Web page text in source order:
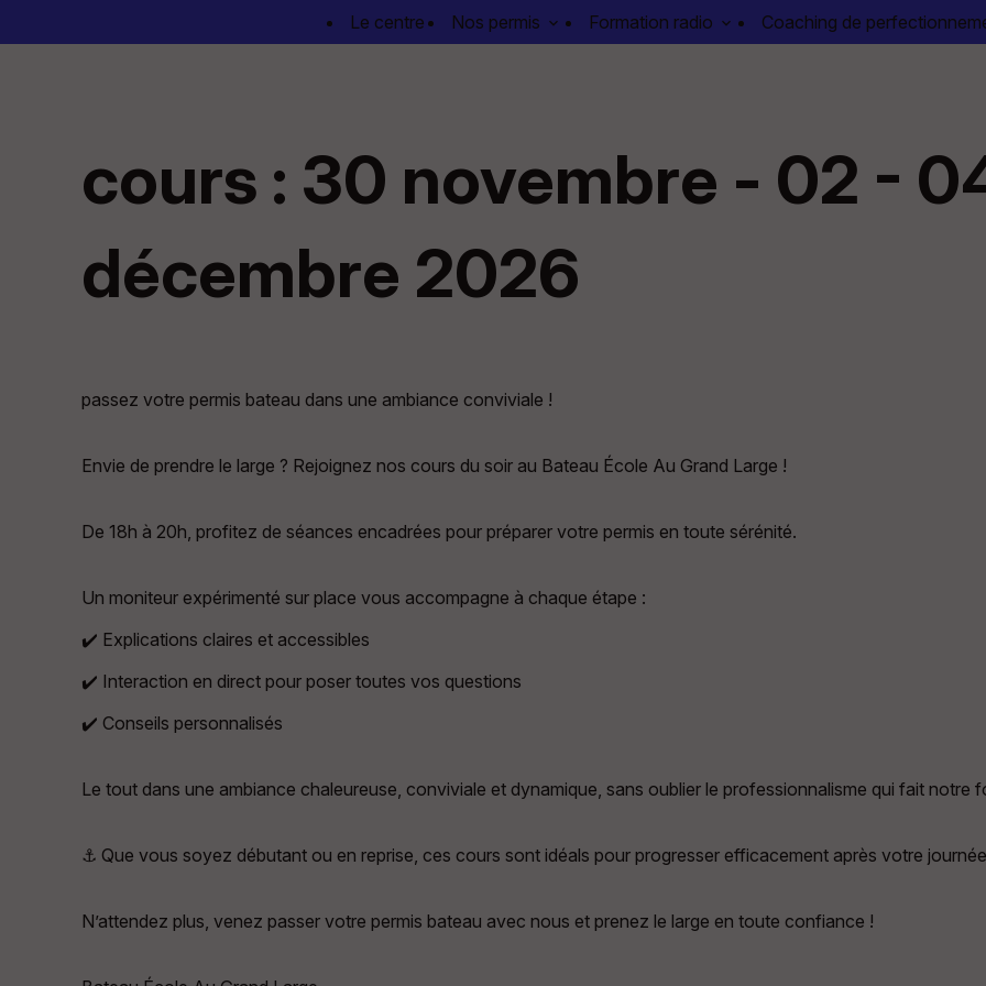
Le centre Nos permis Formation radio Coaching de
cours : 30 novembre - 02 -
décembre 2026
passez votre permis bateau dans une ambiance conviviale !
Envie de prendre le large ? Rejoignez nos cours du soir au Bateau École Au Grand Large !
De 18h à 20h, profitez de séances encadrées pour préparer votre permis en toute sérénité.
Un moniteur expérimenté sur place vous accompagne à chaque étape :
✔️ Explications claires et accessibles
✔️ Interaction en direct pour poser toutes vos questions
✔️ Conseils personnalisés
Le tout dans une ambiance chaleureuse, conviviale et dynamique, sans oublier le professionnalisme qui fait notre
⚓ Que vous soyez débutant ou en reprise, ces cours sont idéals pour progresser efficacement après votre
N’attendez plus, venez passer votre permis bateau avec nous et prenez le large en toute confiance !